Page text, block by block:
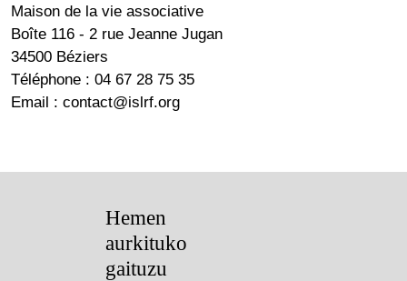
Maison de la vie associative
Boîte 116 - 2 rue Jeanne Jugan
34500 Béziers
Téléphone : 04 67 28 75 35
Email : contact@islrf.org
Hemen
aurkituko
gaituzu